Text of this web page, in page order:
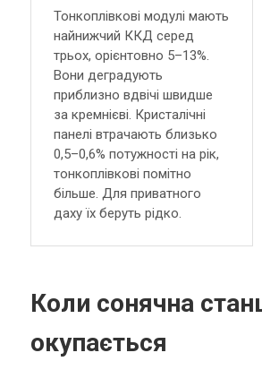
Тонкоплівкові модулі мають
найнижчий ККД серед
трьох, орієнтовно 5–13%.
Вони деградують
приблизно вдвічі швидше
за кремнієві. Кристалічні
панелі втрачають близько
0,5–0,6% потужності на рік,
тонкоплівкові помітно
більше. Для приватного
даху їх беруть рідко.
Коли сонячна
окупається